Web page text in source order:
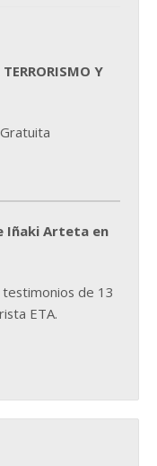
TERRORISMO Y
Iñaki Arteta en
de 13
ETA.